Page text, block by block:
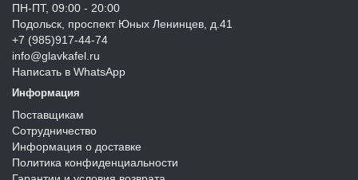
ПН-ПТ, 09:00 - 20:00
Подольск, проспект Юных Ленинцев, д.41
+7 (985)917-44-74
info@glavkafel.ru
Написать в WhatsApp
Информация
Поставщикам
Сотрудничество
Информация о доставке
Политика конфиденциальности